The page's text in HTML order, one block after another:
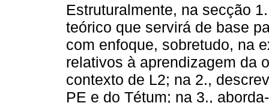
Estruturalmente, na secção
teórico que servirá de base
com enfoque, sobretudo, na
relativos à aprendizagem da
contexto de L2; na 2.,
PE e do Tétum; na 3.,